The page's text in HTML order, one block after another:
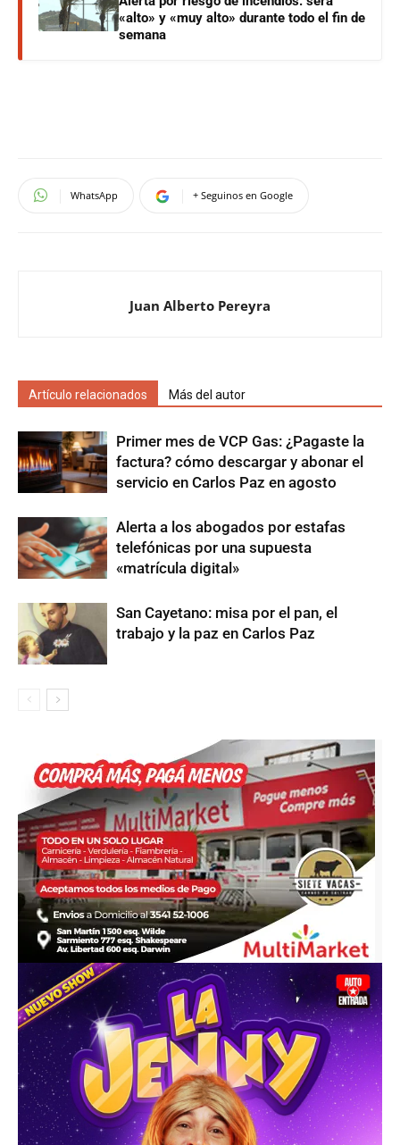
«alto» y «muy alto» durante todo el fin de
semana
WhatsApp + Seguinos en Google
Juan Alberto Pereyra
Artículo relacionados Más del autor
Primer mes de VCP Gas: ¿Pagaste la
factura? cómo descargar y abonar el
servicio en Carlos Paz en agosto
Alerta a los abogados por estafas
telefónicas por una supuesta
«matrícula digital»
San Cayetano: misa por el pan, el
trabajo y la paz en Carlos Paz